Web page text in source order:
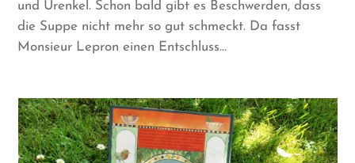
und Urenkel. Schon bald gibt es Beschwerden, dass
die Suppe nicht mehr so gut schmeckt. Da fasst
Monsieur Lepron einen Entschluss…